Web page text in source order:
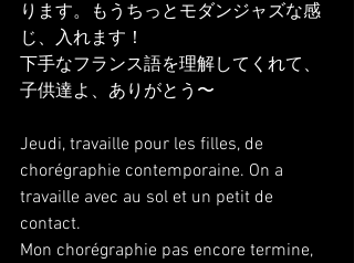
ります。もうちっとモダンジャズな感
じ、入れます！
下手なフランス語を理解してくれて、
子供達よ、ありがとう〜
Jeudi, travaille pour les filles, de
chorégraphie contemporaine. On a
travaille avec au sol et un petit de
contact.
Mon chorégraphie pas encore termine,